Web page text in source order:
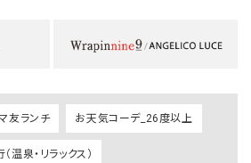
友ランチ お天気コーデ_26度以上
温泉・リラックス）